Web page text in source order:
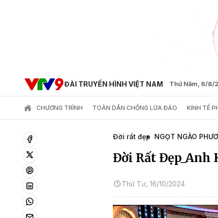
ĐÀI TRUYỀN HÌNH VIỆT NAM Thứ Năm, 6/8/
CHƯƠNG TRÌNH TOÀN DÂN CHỐNG LỪA ĐẢO KINH TẾ
Đời rất đẹp NGỌT NGÀO
Đời Rất Đẹp_Anh
Thứ Tư, 16/10/2024